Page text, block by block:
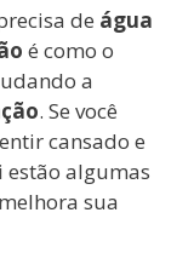
de água
é como o
a
. Se você
cansado e
algumas
sua